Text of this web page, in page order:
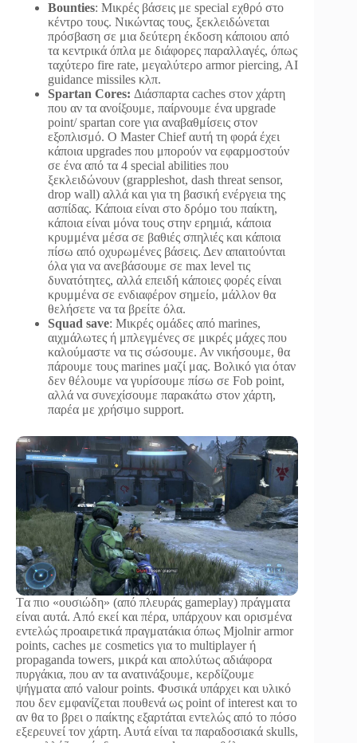
Bounties: Μικρές βάσεις με special εχθρό στο
κέντρο τους. Νικώντας τους, ξεκλειδώνεται
πρόσβαση σε μια δεύτερη έκδοση κάποιου από
τα κεντρικά όπλα με διάφορες παραλλαγές, όπως
ταχύτερο fire rate, μεγαλύτερο armor piercing, AI
guidance missiles κλπ.
Spartan Cores: Διάσπαρτα caches στον χάρτη
που αν τα ανοίξουμε, παίρνουμε ένα upgrade
point/ spartan core για αναβαθμίσεις στον
εξοπλισμό. Ο Master Chief αυτή τη φορά έχει
κάποια upgrades που μπορούν να εφαρμοστούν
σε ένα από τα 4 special abilities που
ξεκλειδώνουν (grappleshot, dash threat sensor,
drop wall) αλλά και για τη βασική ενέργεια της
ασπίδας. Κάποια είναι στο δρόμο του παίκτη,
κάποια είναι μόνα τους στην ερημιά, κάποια
κρυμμένα μέσα σε βαθιές σπηλιές και κάποια
πίσω από οχυρωμένες βάσεις. Δεν απαιτούνται
όλα για να ανεβάσουμε σε max level τις
δυνατότητες, αλλά επειδή κάποιες φορές είναι
κρυμμένα σε ενδιαφέρον σημείο, μάλλον θα
θελήσετε να τα βρείτε όλα.
Squad save: Μικρές ομάδες από marines,
αιχμάλωτες ή μπλεγμένες σε μικρές μάχες που
καλούμαστε να τις σώσουμε. Αν νικήσουμε, θα
πάρουμε τους marines μαζί μας. Βολικό για όταν
δεν θέλουμε να γυρίσουμε πίσω σε Fob point,
αλλά να συνεχίσουμε παρακάτω στον χάρτη,
παρέα με χρήσιμο support.
Tα πιο «ουσιώδη» (από πλευράς gameplay) πράγματα
είναι αυτά. Από εκεί και πέρα, υπάρχουν και ορισμένα
εντελώς προαιρετικά πραγματάκια όπως Mjolnir armor
points, caches με cosmetics για το multiplayer ή
propaganda towers, μικρά και απολύτως αδιάφορα
πυργάκια, που αν τα ανατινάξουμε, κερδίζουμε
ψήγματα από valour points. Φυσικά υπάρχει και υλικό
που δεν εμφανίζεται πουθενά ως point of interest και το
αν θα το βρει ο παίκτης εξαρτάται εντελώς από το πόσο
εξερευνεί τον χάρτη. Αυτά είναι τα παραδοσιακά skulls,